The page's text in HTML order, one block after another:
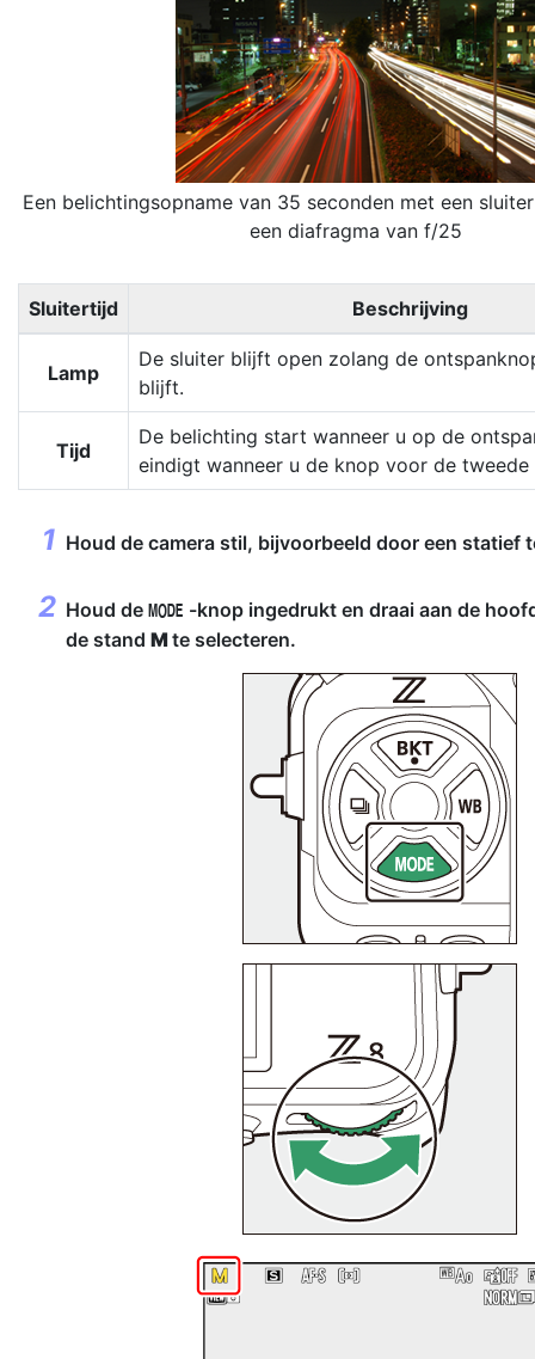
Een belichtingsopname van 35 seconden met een
een diafragma van f/25
Sluitertijd Beschrijving
Lamp
De sluiter blijft open zolang de
blijft.
Tijd
De belichting start wanneer u op de
eindigt wanneer u de knop voor de
Houd de camera stil, bijvoorbeeld door een statief
Houd de I -knop ingedrukt en draai aan de
de stand Mte selecteren.